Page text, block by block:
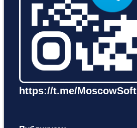
https://t.me/MoscowSoft